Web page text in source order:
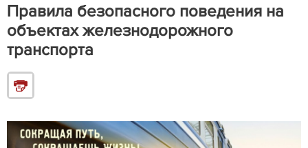
Правила безопасного поведения на
объектах железнодорожного
транспорта